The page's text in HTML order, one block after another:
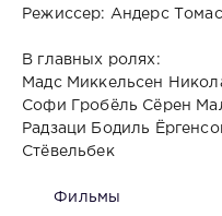
Режиссер: Андерс
В главных ролях:
Мадс Миккельсен
Софи Гробёль Сёрен
Радзаци Бодиль
Стёвельбек
Фильмы